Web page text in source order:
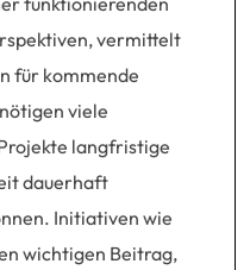
vermittelt
für kommende
viele
langfristige
dauerhaft
Initiativen wie
wichtigen Beitrag,